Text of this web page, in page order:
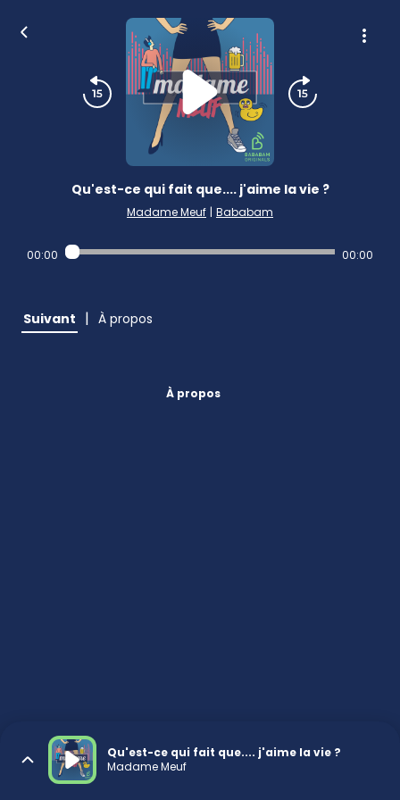
Qu'est-ce qui fait que.... j'aime la vie ?
Madame Meuf | Bababam
00:00 00:00
Suivant | À propos
À propos
Qu'est-ce qui fait que.... j'aime la vie ?
Madame Meuf